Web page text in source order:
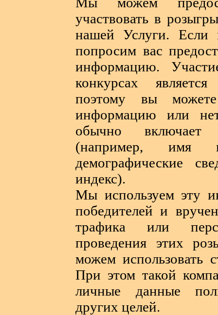
участвовать в
нашей Услуги. Если
попросим вас
информацию.
конкурсах
поэтому вы
информацию или
обычно включает
(например, имя
демографические
индекс).
Мы используем эту
победителей и
трафика или
проведения этих
можем использовать
При этом такой
личные данные
других целей.